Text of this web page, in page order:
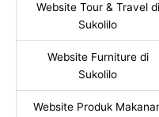
Website Tour & Travel di
Sukolilo
Website Furniture di
Sukolilo
Website Produk